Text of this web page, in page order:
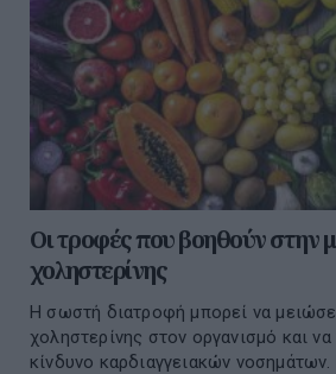
Οι τροφές που βοηθούν στην
χοληστερίνης
Η σωστή διατροφή μπορεί να
χοληστερίνης στον οργανισμό και να
κίνδυνο καρδιαγγειακών νοσημάτων.